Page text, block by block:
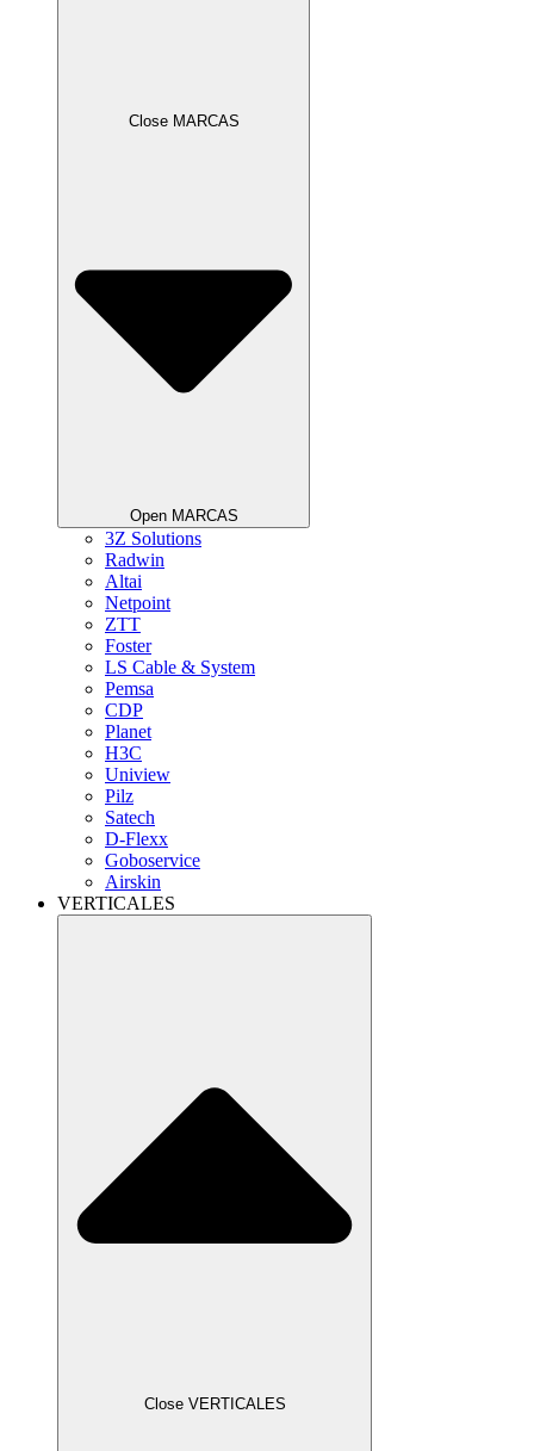
Close MARCAS
Open MARCAS
3Z Solutions
Radwin
Altai
Netpoint
ZTT
Foster
LS Cable & System
Pemsa
CDP
Planet
H3C
Uniview
Pilz
Satech
D-Flexx
Goboservice
Airskin
VERTICALES
Close VERTICALES